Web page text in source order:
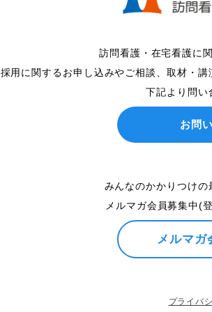
訪問看護・在宅看護に
採用に関するお申し込みやご相談、取材・
下記より問い
お問
みんなのかかりつけの
メルマガ会員募集中(
メルマガ
プライバ